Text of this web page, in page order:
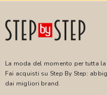
La moda del momento per tutta
Fai acquisti su Step By Step:
dai migliori brand.